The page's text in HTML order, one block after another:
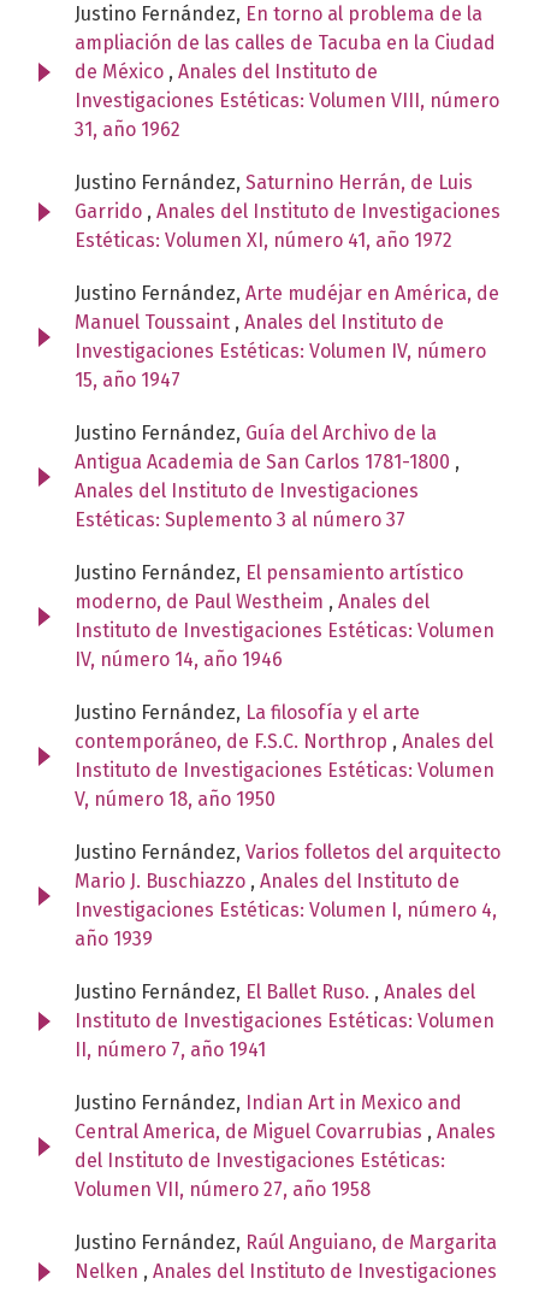
Justino Fernández, En torno al problema de la
ampliación de las calles de Tacuba en la Ciudad
de México , Anales del Instituto de
Investigaciones Estéticas: Volumen VIII, número
31, año 1962
Justino Fernández, Saturnino Herrán, de Luis
Garrido , Anales del Instituto de Investigaciones
Estéticas: Volumen XI, número 41, año 1972
Justino Fernández, Arte mudéjar en América, de
Manuel Toussaint , Anales del Instituto de
Investigaciones Estéticas: Volumen IV, número
15, año 1947
Justino Fernández, Guía del Archivo de la
Antigua Academia de San Carlos 1781-1800 ,
Anales del Instituto de Investigaciones
Estéticas: Suplemento 3 al número 37
Justino Fernández, El pensamiento artístico
moderno, de Paul Westheim , Anales del
Instituto de Investigaciones Estéticas: Volumen
IV, número 14, año 1946
Justino Fernández, La filosofía y el arte
contemporáneo, de F.S.C. Northrop , Anales del
Instituto de Investigaciones Estéticas: Volumen
V, número 18, año 1950
Justino Fernández, Varios folletos del arquitecto
Mario J. Buschiazzo , Anales del Instituto de
Investigaciones Estéticas: Volumen I, número 4,
año 1939
Justino Fernández, El Ballet Ruso. , Anales del
Instituto de Investigaciones Estéticas: Volumen
II, número 7, año 1941
Justino Fernández, Indian Art in Mexico and
Central America, de Miguel Covarrubias , Anales
del Instituto de Investigaciones Estéticas:
Volumen VII, número 27, año 1958
Justino Fernández, Raúl Anguiano, de Margarita
Nelken , Anales del Instituto de Investigaciones